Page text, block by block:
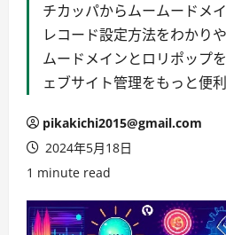
チカッパからムームードメ
レコード設定方法をわかり
ムードメインとロリポップ
ェブサイト管理をもっと便利
pikakichi2015@gmail.com
2024年5月18日
1 minute read